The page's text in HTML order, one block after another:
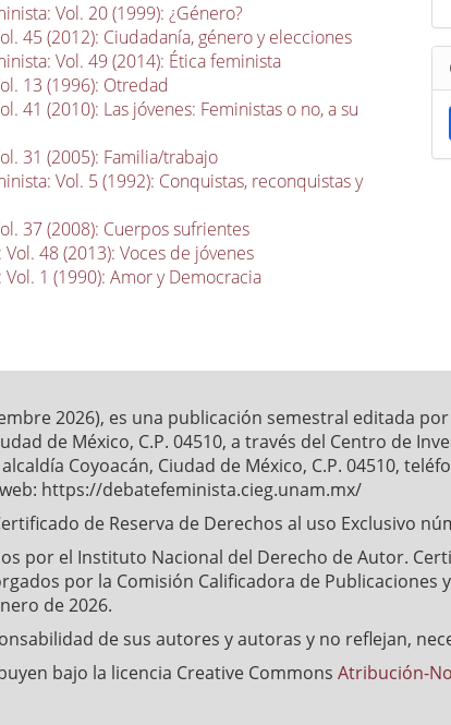
Vol. 20 (1999): ¿Género?
45 (2012): Ciudadanía, género y elecciones
Vol. 49 (2014): Ética feminista
13 (1996): Otredad
41 (2010): Las jóvenes: Feministas o no, a su
31 (2005): Familia/trabajo
Vol. 5 (1992): Conquistas, reconquistas y
37 (2008): Cuerpos sufrientes
48 (2013): Voces de jóvenes
1 (1990): Amor y Democracia
2026), es una publicación semestral editada
de México, C.P. 04510, a través del Centro de
Coyoacán, Ciudad de México, C.P. 04510,
https://debatefeminista.cieg.unam.mx/
de Reserva de Derechos al uso Exclusivo
por el Instituto Nacional del Derecho de Autor.
por la Comisión Calificadora de Publicaciones
de 2026.
de sus autores y autoras y no reflejan,
bajo la licencia Creative Commons Atribución-